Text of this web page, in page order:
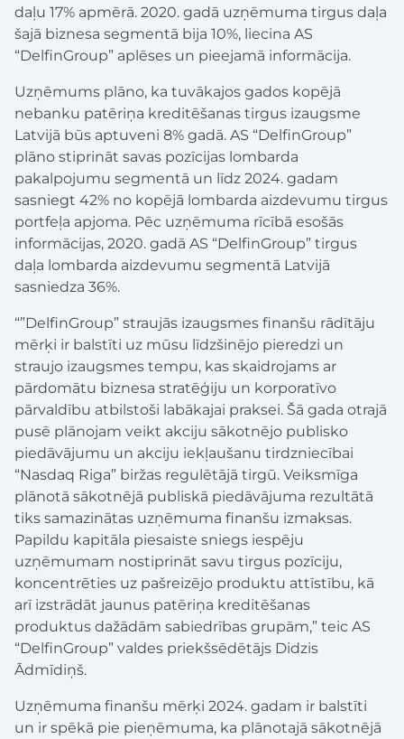
daļu 17% apmērā. 2020. gadā uzņēmuma tirgus daļa
šajā biznesa segmentā bija 10%, liecina AS
“DelfinGroup” aplēses un pieejamā informācija.
Uzņēmums plāno, ka tuvākajos gados kopējā
nebanku patēriņa kreditēšanas tirgus izaugsme
Latvijā būs aptuveni 8% gadā. AS “DelfinGroup”
plāno stiprināt savas pozīcijas lombarda
pakalpojumu segmentā un līdz 2024. gadam
sasniegt 42% no kopējā lombarda aizdevumu tirgus
portfeļa apjoma. Pēc uzņēmuma rīcībā esošās
informācijas, 2020. gadā AS “DelfinGroup” tirgus
daļa lombarda aizdevumu segmentā Latvijā
sasniedza 36%.
“”DelfinGroup” straujās izaugsmes finanšu rādītāju
mērķi ir balstīti uz mūsu līdzšinējo pieredzi un
straujo izaugsmes tempu, kas skaidrojams ar
pārdomātu biznesa stratēģiju un korporatīvo
pārvaldību atbilstoši labākajai praksei. Šā gada otrajā
pusē plānojam veikt akciju sākotnējo publisko
piedāvājumu un akciju iekļaušanu tirdzniecībai
“Nasdaq Riga” biržas regulētājā tirgū. Veiksmīga
plānotā sākotnējā publiskā piedāvājuma rezultātā
tiks samazinātas uzņēmuma finanšu izmaksas.
Papildu kapitāla piesaiste sniegs iespēju
uzņēmumam nostiprināt savu tirgus pozīciju,
koncentrēties uz pašreizējo produktu attīstību, kā
arī izstrādāt jaunus patēriņa kreditēšanas
produktus dažādām sabiedrības grupām,” teic AS
“DelfinGroup” valdes priekšsēdētājs Didzis
Ādmīdiņš.
Uzņēmuma finanšu mērķi 2024. gadam ir balstīti
un ir spēkā pie pieņēmuma, ka plānotajā sākotnējā